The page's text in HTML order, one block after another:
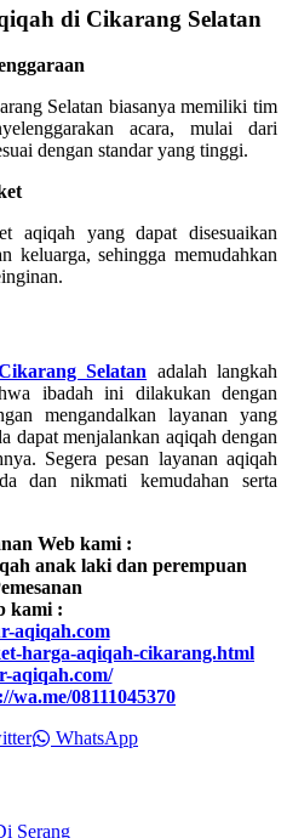
di Cikarang Selatan
Selatan biasanya memiliki tim
acara, mulai dari
dengan standar yang tinggi.
aqiqah yang dapat disesuaikan
keluarga, sehingga memudahkan
Selatan adalah langkah
ibadah ini dilakukan dengan
mengandalkan layanan yang
dapat menjalankan aqiqah dengan
Segera pesan layanan aqiqah
dan nikmati kemudahan serta
Web kami :
anak laki dan perempuan
kami :
aqiqah.com
harga-aqiqah-cikarang.html
aqiqah.com/
wa.me/08111045370
WhatsApp